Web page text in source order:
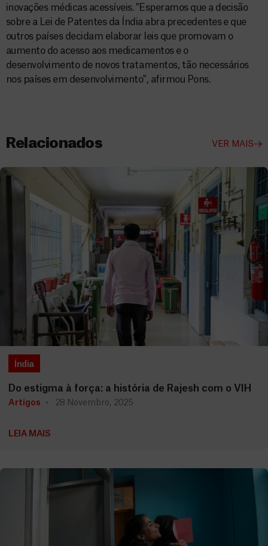
inovações médicas acessíveis. "Esperamos que a decisão
sobre a Lei de Patentes da Índia abra precedentes e que
outros países decidam elaborar leis que promovam o
aumento do acesso aos medicamentos e o
desenvolvimento de novos tratamentos, tão necessários
nos países em desenvolvimento", afirmou Pons.
Relacionados VER MAIS
Índia
Do estigma à força: a história de Rajesh com o VIH
Artigos 28 Novembro, 2025
LEIA MAIS